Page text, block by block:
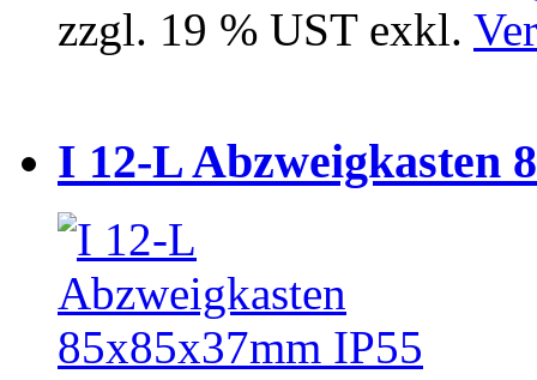
zzgl. 19 % UST exkl.
I 12-L Abzweigkasten